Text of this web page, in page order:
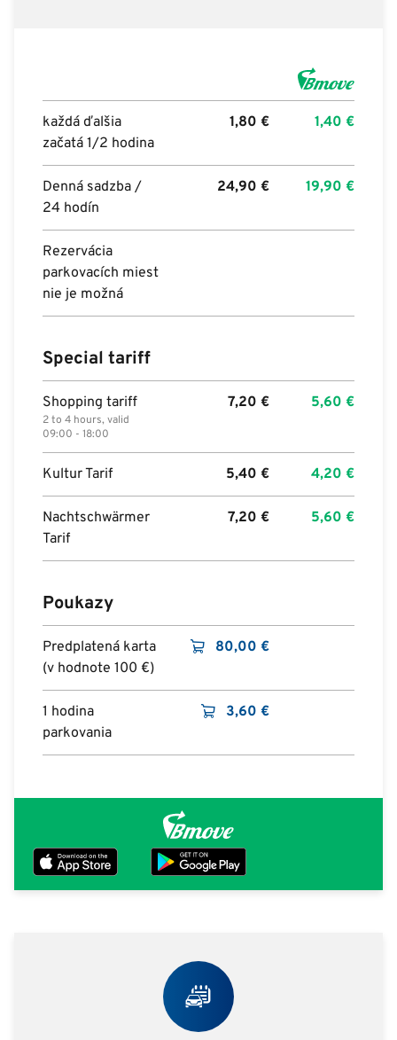
každá ďalšia
začatá 1/2 hodina
1,80 € 1,40 €
Denná sadzba /
24 hodín
24,90 € 19,90 €
Rezervácia
parkovacích miest
nie je možná
Special tariff
Shopping tariff
2 to 4 hours, valid
09:00 - 18:00
7,20 € 5,60 €
Kultur Tarif 5,40 € 4,20 €
Nachtschwärmer
Tarif
7,20 € 5,60 €
Poukazy
Predplatená karta
(v hodnote 100 €)
80,00 €
1 hodina
parkovania
3,60 €